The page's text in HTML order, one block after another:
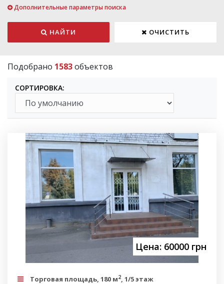
Дополнительные параметры поиска
НАЙТИ ОЧИСТИТЬ
Подобрано 1583объектов
СОРТИРОВКА:
Цена: 60000 грн
Торговая площадь, 180 м2, 1/5 этаж